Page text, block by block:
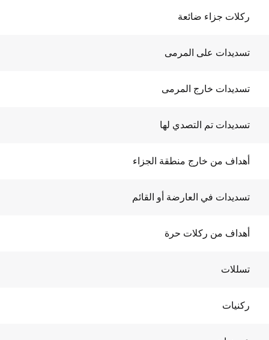
ركلات جزاء ضائعة
تسديدات على المرمى
تسديدات خارج المرمى
تسديدات تم التصدي لها
أهداف من خارج منطقة الجزاء
تسديدات في العارضة أو القائم
أهداف من ركلات حرة
تسللات
ركنيات